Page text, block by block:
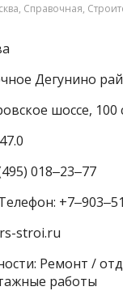
, Справочная,
Дегунино
шоссе, 100
018‒23‒77
stroi.ru
Ремонт /
работы